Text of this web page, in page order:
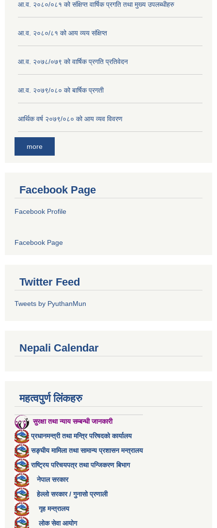
आ.व. २०८०/०८१ को संक्षिप्त वार्षिक प्रगति तथा मुख्य उपलब्धीहरु
आ.व. २०८०/८१ को आय व्यय संक्षिप्त
आ.व. २०७८/०७९ को वार्षिक प्रगति प्रतिवेदन
आ.व. २०७९/०८० को बार्षिक प्रगती
आर्थिक वर्ष २०७९/०८० को आय व्यव विवरण
more
Facebook Page
Facebook Profile
Facebook Page
Twitter Feed
Tweets by PyuthanMun
Nepali Calendar
महत्वपुर्ण लिंकहरु
सुरक्षा तथा न्याय सम्बन्धी जानकारी
प्रधानमन्त्री तथा मन्त्रि परिषदको कार्यालय
सङ्घीय मामिला तथा सामान्य प्रशासन मन्त्रालय
राष्ट्रिय परिचयपत्र तथा पन्जिकरण बिभाग
नेपाल सरकार
हेल्लो सरकार / गुनासो प्रणाली
गृह मन्त्रालय
लोक सेवा आयोग